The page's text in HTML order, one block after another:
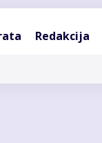
Redakcija